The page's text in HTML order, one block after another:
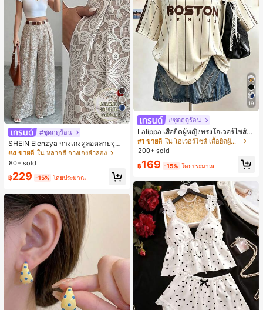
5
#ชุดฤดูร้อน
SHEIN Elenzya กางเกงคูลอตลายจุดเ
อวสูงแบบใหม่สำหรับฤดูใบไม้ผลิ/ฤดูร้อ
น, สไตล์หรูหราเหมาะสำหรับใส่ในชีวิต
ประจำวันและทำงาน, ให้ความรู้สึกวินเ
ทจสำหรับฤดูรับปริญญา, เทศกาลดนตร
ี, การแข่งม้าดาร์บี้, วันประกาศอิสรภาพ
#4 ขายดี ใน หลากสี กางเกงลำลอง
80+ sold
฿229 -15% โดยประมาณ
19
#ชุดฤดูร้อน
Lalippa เสื้อยืดผู้หญิงทรงโอเวอร์ไซส์ค
วามยาวกลาง คอกลม ไหล่ตก ลายพิมพ์
ตัวอักษรและลายทางแนวตั้ง สไตล์แฟชั่
นมินิมอล ของขวัญให้เพื่อน
#1 ขายดี
ใน โอเวอร์ไซส์ เสื้อยืดผู้หญิง
200+ sold
฿169 -15% โดยประมาณ